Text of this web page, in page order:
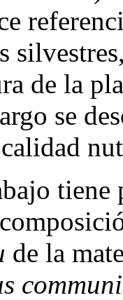
de la
se
de la